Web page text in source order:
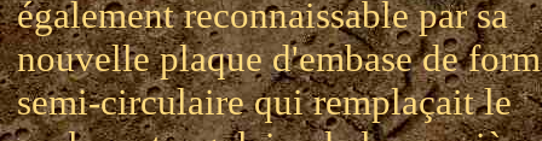
également reconnaissable par sa
nouvelle plaque d'embase de
semi-circulaire qui remplaçait le